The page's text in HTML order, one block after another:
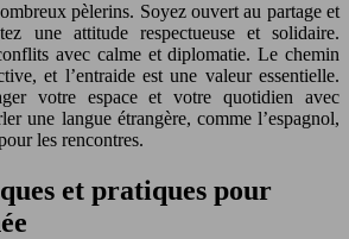
pèlerins. Soyez ouvert au partage et
une attitude respectueuse et solidaire.
avec calme et diplomatie. Le chemin
et l’entraide est une valeur essentielle.
votre espace et votre quotidien avec
une langue étrangère, comme l’espagnol,
les rencontres.
et pratiques pour